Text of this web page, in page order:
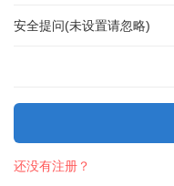
安全提问(未设置请忽略)
还没有注册？